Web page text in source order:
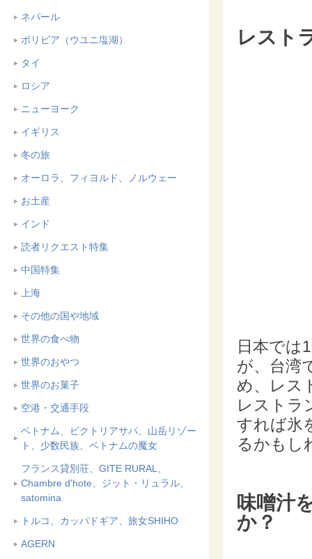
ネパール
ボリビア（ウユニ塩湖）
タイ
ロシア
ニューヨーク
イギリス
冬の旅
オーロラ、フィヨルド、ノルウェー
お土産
インド
読者リクエスト特集
中国特集
上海
その他の国や地域
世界の食べ物
世界のおやつ
世界のお菓子
空港・交通手段
ベトナム、ビクトリアサパ、山岳リゾー
ト、少数民族、ベトナムの魔女
フランス貸別荘、GITE RURAL、
Chambre d'hote、ジット・リュラル、
satomina
トルコ、カッパドギア、旅女SHIHO
AGERN
レスト
日本では
が、台湾
め、レス
レストラ
すれば氷
るかもし
味噌汁
か？